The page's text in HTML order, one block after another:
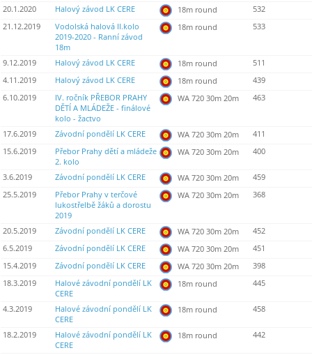
20.1.2020 Halový závod LK CERE 18m round
532
21.12.2019
Vodolská halová II.kolo
2019-2020 - Ranní závod
18m
18m round 533
9.12.2019 Halový závod LK CERE 18m round
511
4.11.2019
Halový závod LK CERE 18m round
439
6.10.2019
IV. ročník PŘEBOR PRAHY
DĚTÍ A MLÁDEŽE - finálové
kolo - žactvo
WA 720 30m 20m 463
17.6.2019 Závodní pondělí LK CERE WA 720 30m 20m
411
15.6.2019
Přebor Prahy dětí a mládeže
2. kolo
WA 720 30m 20m 400
3.6.2019 Závodní pondělí LK CERE WA 720 30m 20m
459
25.5.2019
Přebor Prahy v terčové
lukostřelbě žáků a dorostu
2019
WA 720 30m 20m 368
20.5.2019 Závodní pondělí LK CERE WA 720 30m 20m
452
6.5.2019
Závodní pondělí LK CERE WA 720 30m 20m
451
15.4.2019
Závodní pondělí LK CERE WA 720 30m 20m
398
18.3.2019
Halové závodní pondělí LK
CERE
18m round 445
4.3.2019
Halové závodní pondělí LK
CERE
18m round 458
18.2.2019
Halové závodní pondělí LK
CERE
18m round 442